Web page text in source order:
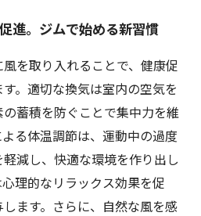
進。ジムで始める新習慣
を取り入れることで、健康促
。適切な換気は室内の空気を
蓄積を防ぐことで集中力を維
る体温調節は、運動中の過度
減し、快適な環境を作り出し
理的なリラックス効果を促
ます。さらに、自然な風を感